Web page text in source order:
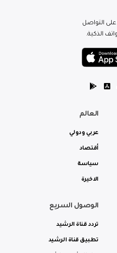
التواصل
الذكية.
العالم
عربي ودولي
أقتصاد
سياسة
الاخيرة
الوصول السريع
تردد قناة الرشيد
تطبيق قناة الرشيد